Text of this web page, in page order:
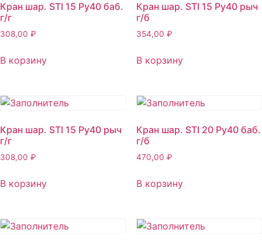
Кран шар. STI 15 Ру40 баб.
г/г
308,00 ₽
В корзину
Кран шар. STI 15 Ру40 рыч
г/б
354,00 ₽
В корзину
Кран шар. STI 15 Ру40 рыч
г/г
308,00 ₽
В корзину
Кран шар. STI 20 Ру40 баб.
г/б
470,00 ₽
В корзину